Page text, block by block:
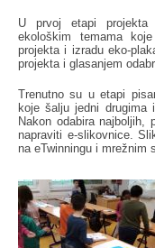
U prvoj etapi projekta
ekološkim temama
projekta i izradu eko-
projekta i glasanjem
Trenutno su u etapi
koje šalju jedni drugima
Nakon odabira
napraviti e-slikovnice.
na eTwinningu i mrežnim